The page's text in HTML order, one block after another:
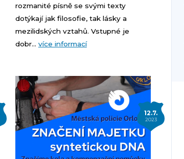
rozmanité písně se svými texty
dotýkají jak filosofie, tak lásky a
mezilidských vztahů. Vstupné je
dobr... více informací
12.7.
2023